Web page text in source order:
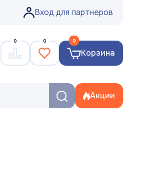
Вход для партнеров
0 0
Корзина
0
Акции